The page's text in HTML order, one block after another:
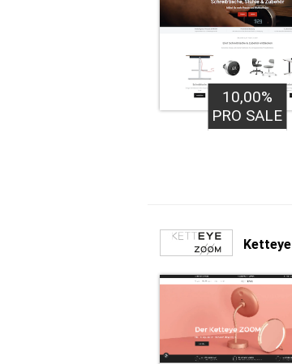
10,00%
PRO SALE
Ketteye